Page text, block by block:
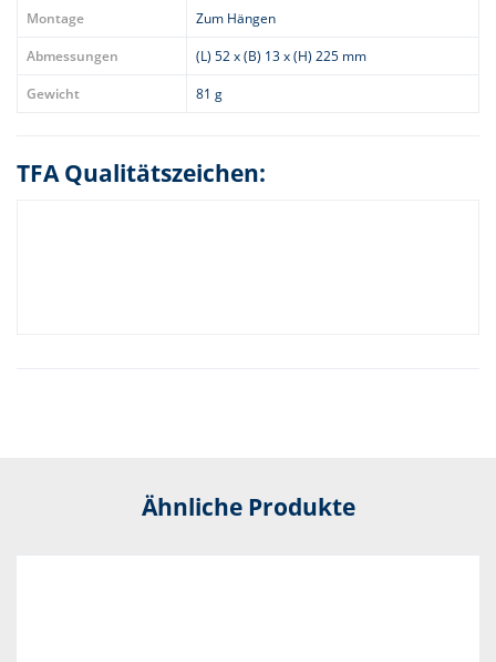
Montage
Zum Hängen
Abmessungen
(L) 52 x (B) 13 x (H) 225 mm
Gewicht
81 g
TFA Qualitätszeichen:
Ähnliche Produkte